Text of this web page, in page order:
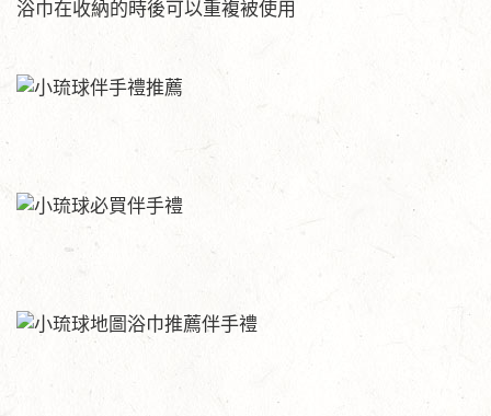
浴巾在收納的時後可以重複被使用